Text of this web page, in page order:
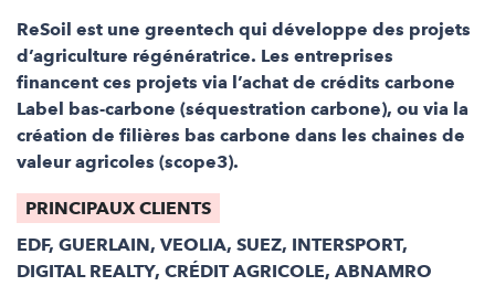
ReSoil est une greentech qui développe des projets
d’agriculture régénératrice. Les entreprises
financent ces projets via l’achat de crédits carbone
Label bas-carbone (séquestration carbone), ou via la
création de filières bas carbone dans les chaines de
valeur agricoles (scope3).
PRINCIPAUX CLIENTS
EDF, GUERLAIN, VEOLIA, SUEZ, INTERSPORT,
DIGITAL REALTY, CRÉDIT AGRICOLE, ABNAMRO